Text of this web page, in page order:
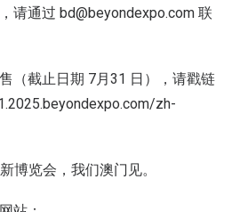
请通过 bd@beyondexpo.com 联
（截止日期 7月31 日），请戳链
zh-
博览会，我们澳门见。